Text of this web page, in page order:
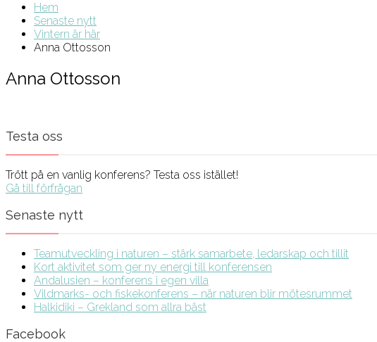
Hem
Senaste nytt
Vintern är här
Anna Ottosson
Anna Ottosson
Testa oss
Trött på en vanlig konferens? Testa oss istället!
Gå till förfrågan
Senaste nytt
Teamutveckling i naturen – stärk samarbete, ledarskap och tillit
Kort aktivitet som ger ny energi till konferensen
Andalusien – konferens i egen villa
Vildmarks- och fiskekonferens – när naturen blir mötesrummet
Halkidiki – Grekland som allra bäst
Facebook